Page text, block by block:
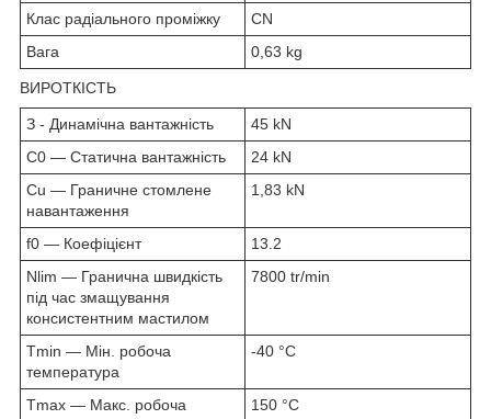
Клас радіального проміжку
CN
Вага
0,63 kg
ВИРОТКІСТЬ
З - Динамічна вантажність
45 kN
C0 — Статична вантажність
24 kN
Cu — Граничне стомлене
навантаження
1,83 kN
f0 — Коефіцієнт
13.2
Nlim — Гранична швидкість
під час змащування
консистентним мастилом
7800 tr/min
Tmin — Мін. робоча
температура
-40 °C
Tmax — Макс. робоча
150 °C